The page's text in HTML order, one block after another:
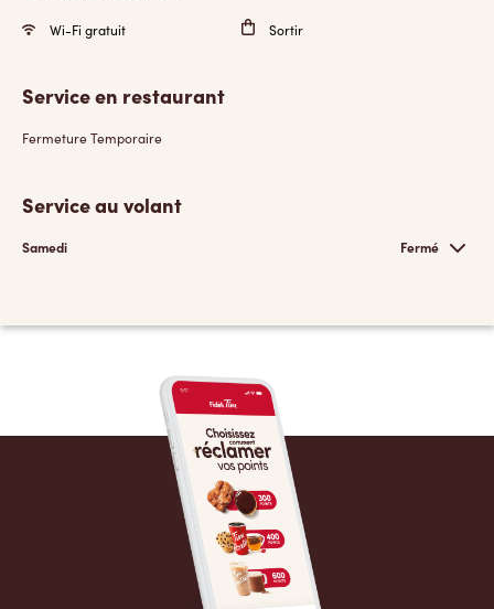
Wi-Fi gratuit Sortir
Service en restaurant
Fermeture Temporaire
Service au volant
Samedi Fermé